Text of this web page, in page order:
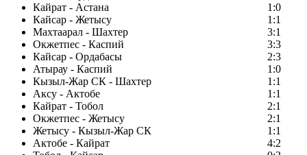
Кайрат - Астана
1:0
Кайсар - Жетысу
1:1
Махтаарал - Шахтер
3:1
Окжетпес - Каспий
3:3
Кайсар - Ордабасы
2:3
Атырау - Каспий
1:0
Кызыл-Жар СК - Шахтер
1:1
Аксу - Актобе
1:1
Кайрат - Тобол
2:1
Окжетпес - Жетысу
2:1
Жетысу - Кызыл-Жар СК
1:1
Актобе - Кайрат
4:2